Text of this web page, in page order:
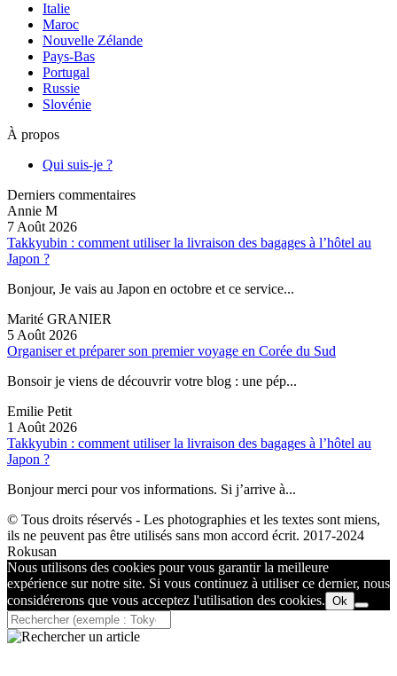
Italie
Maroc
Nouvelle Zélande
Pays-Bas
Portugal
Russie
Slovénie
À propos
Qui suis-je ?
Derniers commentaires
Annie M
7 Août 2026
Takkyubin : comment utiliser la livraison des bagages à l’hôtel au
Japon ?
Bonjour, Je vais au Japon en octobre et ce service...
Marité GRANIER
5 Août 2026
Organiser et préparer son premier voyage en Corée du Sud
Bonsoir je viens de découvrir votre blog : une pép...
Emilie Petit
1 Août 2026
Takkyubin : comment utiliser la livraison des bagages à l’hôtel au
Japon ?
Bonjour merci pour vos informations. Si j’arrive à...
© Tous droits réservés - Les photographies et les textes sont miens,
ils ne peuvent pas être utilisés sans mon accord écrit. 2017-2024
Rokusan
Nous utilisons des cookies pour vous garantir la meilleure
expérience sur notre site. Si vous continuez à utiliser ce dernier, nous
considérerons que vous acceptez l'utilisation des cookies. Ok